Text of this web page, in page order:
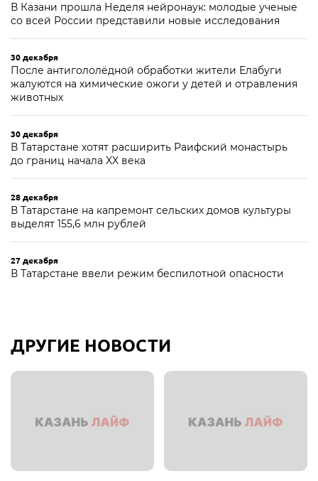
В Казани прошла Неделя нейронаук: молодые ученые
со всей России представили новые исследования
30 декабря
После антигололёдной обработки жители Елабуги
жалуются на химические ожоги у детей и отравления
животных
30 декабря
В Татарстане хотят расширить Раифский монастырь
до границ начала XX века
28 декабря
В Татарстане на капремонт сельских домов культуры
выделят 155,6 млн рублей
27 декабря
В Татарстане ввели режим беспилотной опасности
ДРУГИЕ НОВОСТИ